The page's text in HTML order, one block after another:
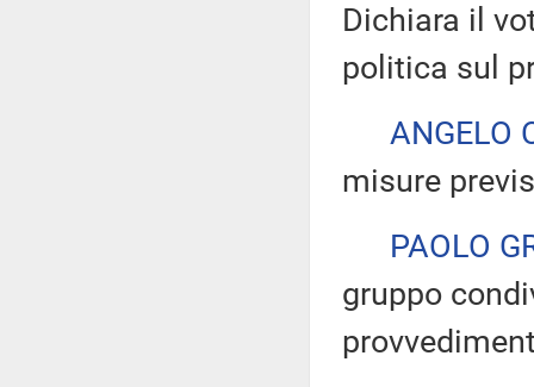
Dichiara il
politica sul
ANGELO
misure
PAOLO
gruppo